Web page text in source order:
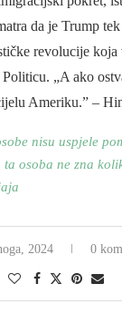
da je Trump
revolucije koja
„A ako
Ameriku.” –
nisu uspjele
ta osoba ne zna
2024 0